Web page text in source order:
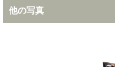
他の写真